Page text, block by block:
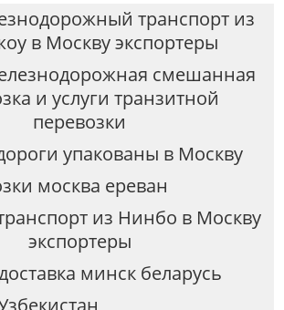
транспорт из
в Москву экспортеры
смешанная
и услуги транзитной
перевозки
упакованы в Москву
москва ереван
из Нинбо в Москву
экспортеры
минск беларусь